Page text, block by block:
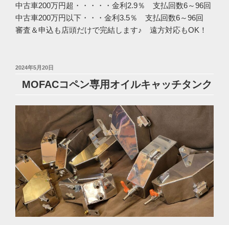
中古車200万円超・・・・・金利2.9％ 支払回数6～96回
中古車200万円以下・・・金利3.5％ 支払回数6～96回
審査＆申込も店頭だけで完結します♪ 遠方対応もOK！
投
2024年5月20日
MOFACコペン専用オイルキャッチタンク